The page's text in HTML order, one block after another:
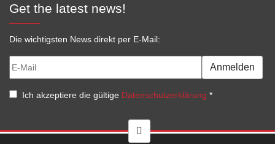
Get the latest news!
Die wichtigsten News direkt per E-Mail:
Anmelden
Ich akzeptiere die gültige Datenschutzerklärung *